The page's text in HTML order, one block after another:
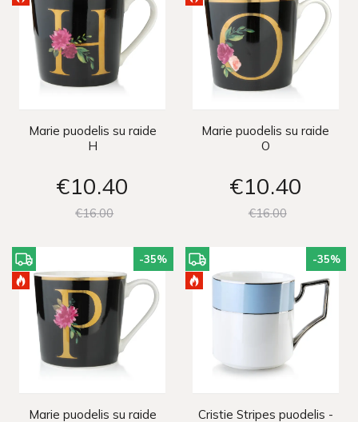
Marie puodelis su raide
H
€10 40
€1600
Marie puodelis su raide
O
€10 40
€1600
-35%
Marie puodelis su raide
-35%
Cristie Stripes puodelis -